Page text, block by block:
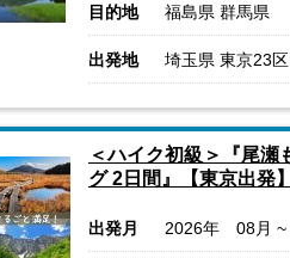
目的地 福島県 群馬県
出発地 埼玉県 東京23区
＜ハイク初級＞『尾
グ 2日間』【東京出発】
出発月 2026年 08月